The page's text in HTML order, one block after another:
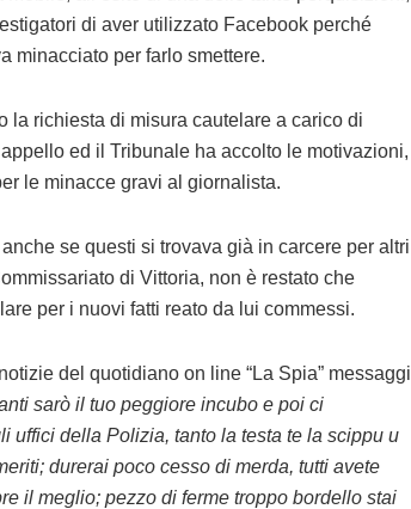
di aver utilizzato Facebook perché
minacciato per farlo smettere.
la richiesta di misura cautelare a carico di
ed il Tribunale ha accolto le motivazioni,
le minacce gravi al giornalista.
se questi si trovava già in carcere per altri
di Vittoria, non è restato che
per i nuovi fatti reato da lui commessi.
del quotidiano on line “La Spia” messaggi
sarò il tuo peggiore incubo e poi ci
uffici della Polizia, tanto la testa te la scippu u
durerai poco cesso di merda, tutti avete
il meglio; pezzo di ferme troppo bordello stai